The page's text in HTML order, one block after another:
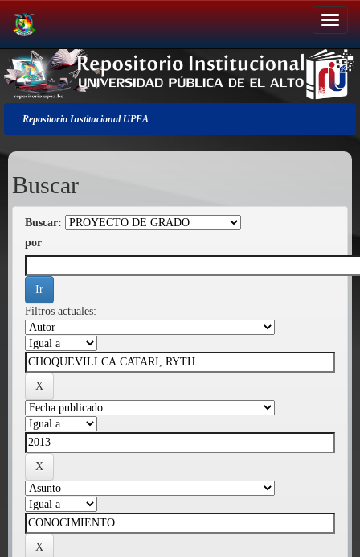
Salir
de
la
navegación
Repositorio Institucional UPEA
Buscar
Buscar:
por
Filtros actuales: